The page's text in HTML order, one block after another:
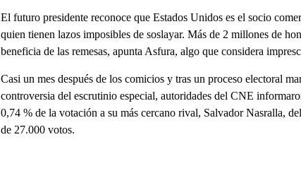
El futuro presidente reconoce que Estados Unidos es el socio
quien tienen lazos imposibles de soslayar. Más de 2 millones de
beneficia de las remesas, apunta Asfura, algo que considera
Casi un mes después de los comicios y tras un proceso electoral
controversia del escrutinio especial, autoridades del CNE
0,74 % de la votación a su más cercano rival, Salvador Nasralla,
de 27.000 votos.